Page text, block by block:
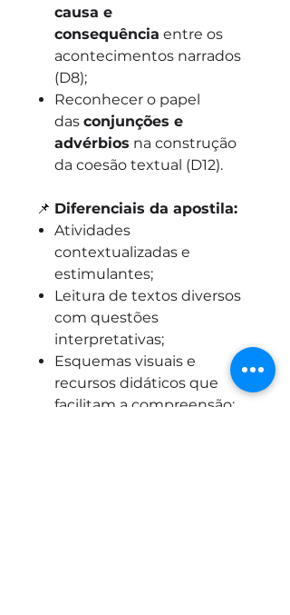
causa e
consequência entre os
acontecimentos narrados
(D8);
Reconhecer o papel
das conjunções e
advérbios na construção
da coesão textual (D12).
📌 Diferenciais da apostila:
Atividades
contextualizadas e
estimulantes;
Leitura de textos diversos
com questões
interpretativas;
Esquemas visuais e
recursos didáticos que
facilitam a compreensão;